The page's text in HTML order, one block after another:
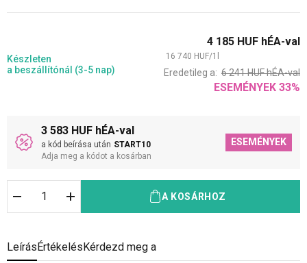
Készleten
a beszállítónál (3-5 nap)
4 185 HUF hÉA-val
16 740 HUF/1
Eredetileg a: 6 241HUFhÉA-val
ESEMÉNYEK 33%
3 583 HUF hÉA-val
a kód beírása után START10
Adja meg a kódot a kosárban
ESEMÉNYEK
A KOSÁRHOZ
LeírásÉrtékelésKérdezd meg a